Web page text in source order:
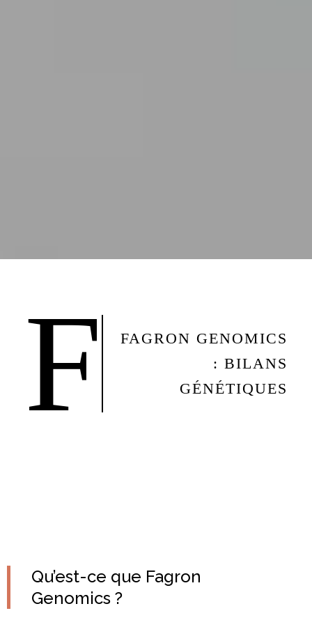
F
FAGRON GENOMICS
: BILANS
GÉNÉTIQUES
Qu’est-ce que Fagron
Genomics ?